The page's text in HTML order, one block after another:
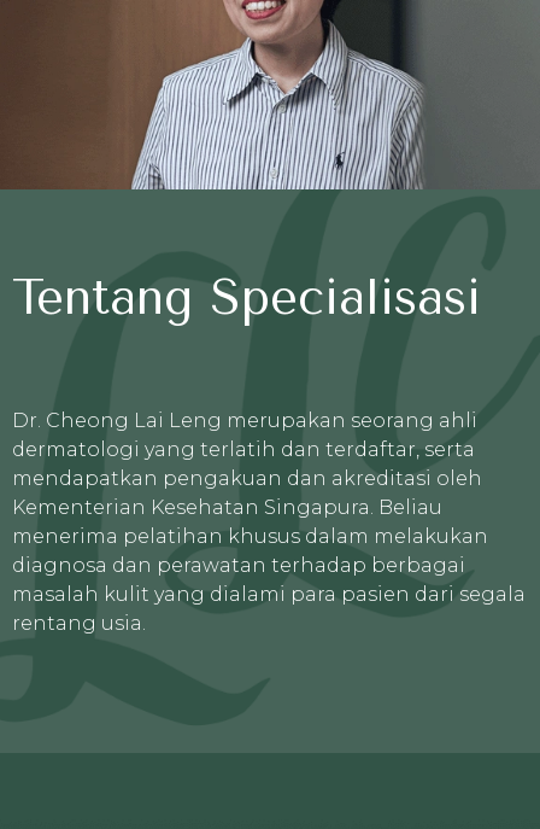
Tentang Specialisasi
Dr. Cheong Lai Leng merupakan seorang ahli
dermatologi yang terlatih dan terdaftar, serta
mendapatkan pengakuan dan akreditasi oleh
Kementerian Kesehatan Singapura. Beliau
menerima pelatihan khusus dalam melakukan
diagnosa dan perawatan terhadap berbagai
masalah kulit yang dialami para pasien dari segala
rentang usia.